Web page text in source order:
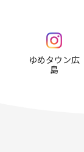
ゆめタウン広
島